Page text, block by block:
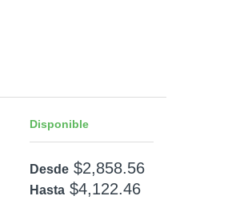
Disponible
Desde $2,858.56
Hasta $4,122.46